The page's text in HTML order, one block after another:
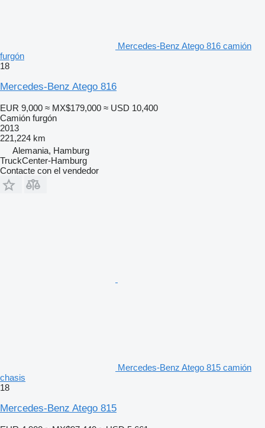
Mercedes-Benz Atego 816 camión
furgón
18
Mercedes-Benz Atego 816
EUR 9,000 ≈ MX$179,000 ≈ USD 10,400
Camión furgón
2013
221,224 km
Alemania, Hamburg
TruckCenter-Hamburg
Contacte con el vendedor
Mercedes-Benz Atego 815 camión
chasis
18
Mercedes-Benz Atego 815